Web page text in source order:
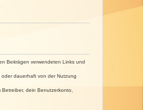
Beiträgen verwendeten Links und
dauerhaft von der Nutzung
dein Benutzerkonto,